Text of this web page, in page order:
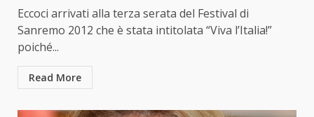
Eccoci arrivati alla terza serata del Festival di
Sanremo 2012 che è stata intitolata “Viva l’Italia!”
poiché...
Read More